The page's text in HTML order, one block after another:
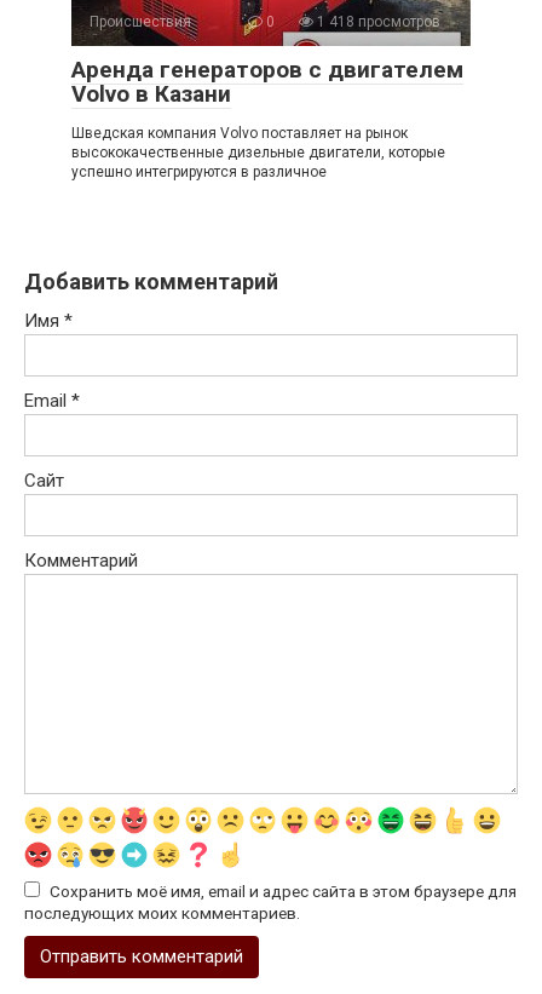
Происшествия 0 1 418 просмотров
Аренда генераторов с двигателем
Volvo в Казани
Шведская компания Volvo поставляет на рынок
высококачественные дизельные двигатели, которые
успешно интегрируются в различное
Добавить комментарий
Имя *
Email *
Сайт
Комментарий
Сохранить моё имя, email и адрес сайта в этом браузере для
последующих моих комментариев.